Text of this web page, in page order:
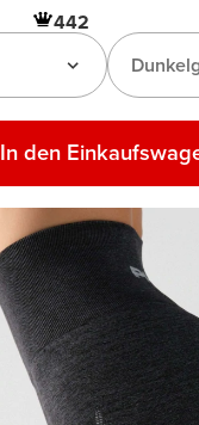
442
In den